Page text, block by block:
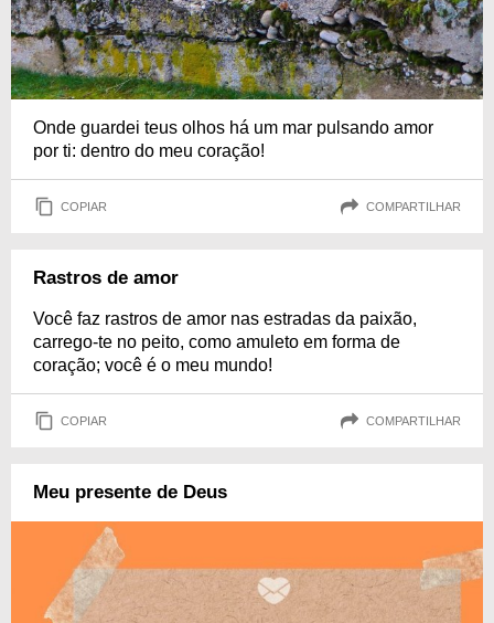
Onde guardei teus olhos há um mar pulsando amor
por ti: dentro do meu coração!
COPIAR COMPARTILHAR
Rastros de amor
Você faz rastros de amor nas estradas da paixão,
carrego-te no peito, como amuleto em forma de
coração; você é o meu mundo!
COPIAR COMPARTILHAR
Meu presente de Deus